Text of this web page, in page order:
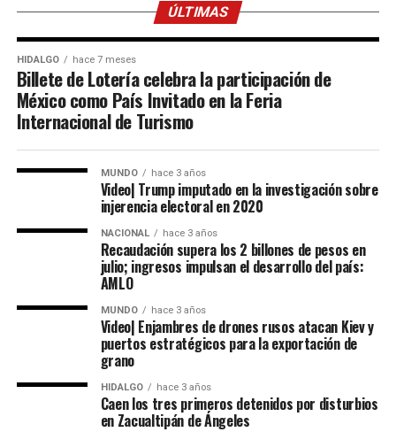
ÚLTIMAS
HIDALGO hace 7 meses
Billete de Lotería celebra la participación de
México como País Invitado en la Feria
Internacional de Turismo
MUNDO hace 3 años
Video| Trump imputado en la investigación sobre
injerencia electoral en 2020
NACIONAL hace 3 años
Recaudación supera los 2 billones de pesos en
julio; ingresos impulsan el desarrollo del país:
AMLO
MUNDO hace 3 años
Video| Enjambres de drones rusos atacan Kiev y
puertos estratégicos para la exportación de
grano
HIDALGO hace 3 años
Caen los tres primeros detenidos por disturbios
en Zacualtipán de Ángeles